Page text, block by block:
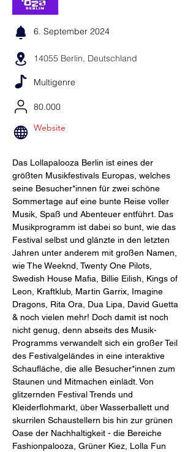
6. September 2024
14055 Berlin, Deutschland
Multigenre
80.000
Website
Das Lollapalooza Berlin ist eines der
größten Musikfestivals Europas, welches
seine Besucher*innen für zwei schöne
Sommertage auf eine bunte Reise voller
Musik, Spaß und Abenteuer entführt. Das
Musikprogramm ist dabei so bunt, wie das
Festival selbst und glänzte in den letzten
Jahren unter anderem mit großen Namen,
wie The Weeknd, Twenty One Pilots,
Swedish House Mafia, Billie Eilish, Kings of
Leon, Kraftklub, Martin Garrix, Imagine
Dragons, Rita Ora, Dua Lipa, David Guetta
& noch vielen mehr! Doch damit ist noch
nicht genug, denn abseits des Musik-
Programms verwandelt sich ein großer Teil
des Festivalgeländes in eine interaktive
Schaufläche, die alle Besucher*innen zum
Staunen und Mitmachen einlädt. Von
glitzernden Festival Trends und
Kleiderflohmarkt, über Wasserballett und
skurrilen Schaustellern bis hin zur grünen
Oase der Nachhaltigkeit - die Bereiche
Fashionpalooza, Grüner Kiez, Lolla Fun